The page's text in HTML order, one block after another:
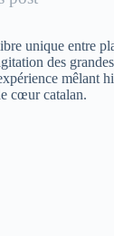
unique entre
des
mêlant
cœur catalan.